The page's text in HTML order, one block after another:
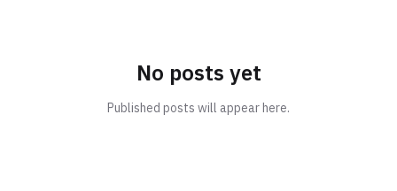
No posts yet
Published posts will appear here.